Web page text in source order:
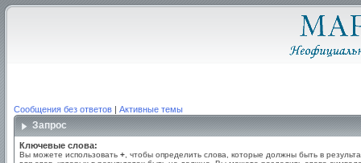
Сообщения без ответов | Активные темы
Запрос
Ключевые слова:
Вы можете использовать + , чтобы определить слова, которые должны быть в